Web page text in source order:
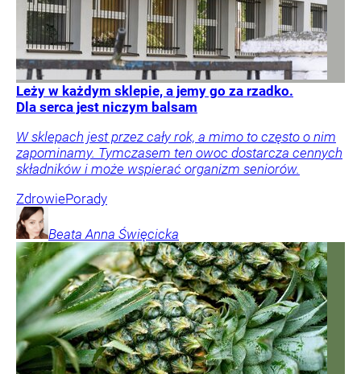
Leży w każdym sklepie, a jemy go za rzadko.
Dla serca jest niczym balsam
W sklepach jest przez cały rok, a mimo to często o nim
zapominamy. Tymczasem ten owoc dostarcza cennych
składników i może wspierać organizm seniorów.
ZdrowiePorady
Beata Anna Święcicka